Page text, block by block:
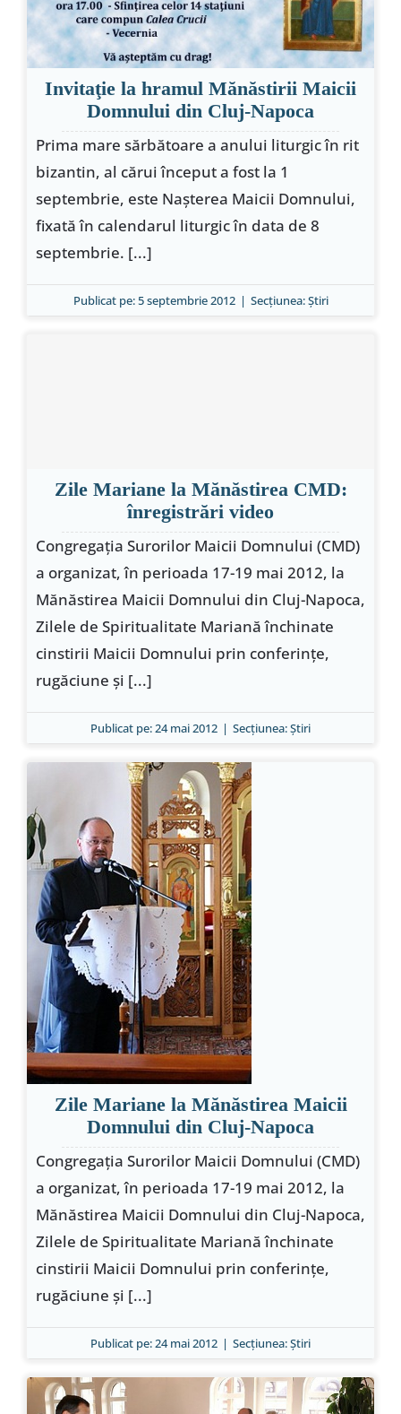
Invitaţie la hramul Mănăstirii Maicii
Domnului din Cluj-Napoca
Prima mare sărbătoare a anului liturgic în rit
bizantin, al cărui început a fost la 1
septembrie, este Naşterea Maicii Domnului,
fixată în calendarul liturgic în data de 8
septembrie. [...]
Publicat pe: 5 septembrie 2012 | Secțiunea:Ştiri
Zile Mariane la Mănăstirea CMD:
înregistrări video
Congregaţia Surorilor Maicii Domnului (CMD)
a organizat, în perioada 17-19 mai 2012, la
Mănăstirea Maicii Domnului din Cluj-Napoca,
Zilele de Spiritualitate Mariană închinate
cinstirii Maicii Domnului prin conferinţe,
rugăciune şi [...]
Publicat pe: 24 mai 2012 | Secțiunea:Ştiri
Zile Mariane la Mănăstirea Maicii
Domnului din Cluj-Napoca
Congregaţia Surorilor Maicii Domnului (CMD)
a organizat, în perioada 17-19 mai 2012, la
Mănăstirea Maicii Domnului din Cluj-Napoca,
Zilele de Spiritualitate Mariană închinate
cinstirii Maicii Domnului prin conferinţe,
rugăciune şi [...]
Publicat pe: 24 mai 2012 | Secțiunea:Ştiri